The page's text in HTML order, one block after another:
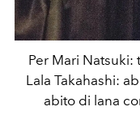
Per Mari Natsuki:
Lala Takahashi:
abito di lana